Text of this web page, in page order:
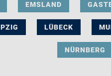
EMSLAND
LÜBECK
NÜRNBERG